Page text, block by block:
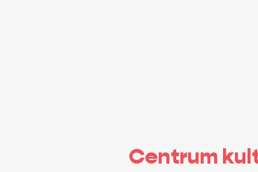
Centrum